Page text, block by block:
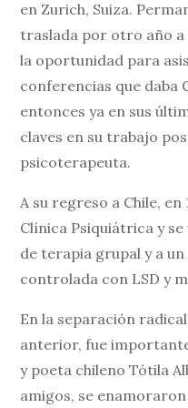
en Zurich, Suiza.
traslada por otro año a
la oportunidad para
conferencias que daba
entonces ya en sus
claves en su trabajo
psicoterapeuta.
A su regreso a Chile,
Clínica Psiquiátrica y
de terapia grupal y a
controlada con LSD y
En la separación
anterior, fue
y poeta chileno Tótila
amigos, se